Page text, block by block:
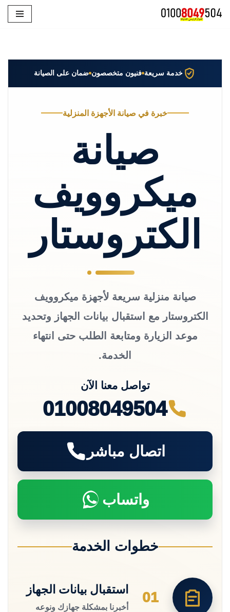
خدمة سريعة فنيون متخصصون ضمان على الصيانة
خبرة في صيانة الأجهزة المنزلية
صيانة
ميكروويف
الكتروستار
صيانة منزلية سريعة لأجهزة ميكروويف
الكتروستار مع استقبال بيانات الجهاز وتحديد
موعد الزيارة ومتابعة الطلب حتى انتهاء
الخدمة.
تواصل معنا الآن
01008049504
اتصال مباشر
واتساب
خطوات الخدمة
01
استقبال بيانات الجهاز
أخبرنا بمشكلة جهازك ونوعه